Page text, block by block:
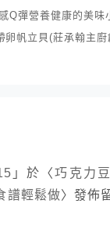
Q彈營養健康的美味
卵帆立貝(莊承翰主廚
」於〈巧克力
譜輕鬆做〉發佈